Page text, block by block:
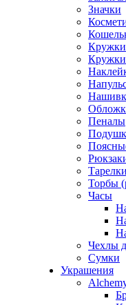
Значки
Кружки
Пеналы
Тарелки
Торбы
Часы
Чехлы
Сумки
Украшения